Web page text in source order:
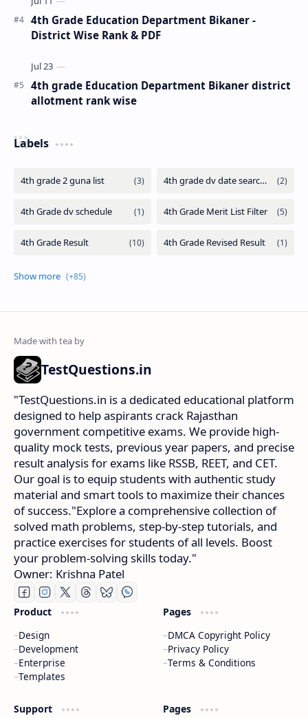
4th Grade Education Department Bikaner -
District Wise Rank & PDF
4th grade Education Department Bikaner district
allotment rank wise
Labels
TestQuestions.in
​"TestQuestions.in is a dedicated educational platform
designed to help aspirants crack Rajasthan
government competitive exams. We provide high-
quality mock tests, previous year papers, and precise
result analysis for exams like RSSB, REET, and CET.
Our goal is to equip students with authentic study
material and smart tools to maximize their chances
of success."Explore a comprehensive collection of
solved math problems, step-by-step tutorials, and
practice exercises for students of all levels. Boost
your problem-solving skills today."
Owner: Krishna Patel
Product
Design
Development
Enterprise
Templates
Pages
DMCA Copyright Policy
Privacy Policy
Terms & Conditions
Support Pages